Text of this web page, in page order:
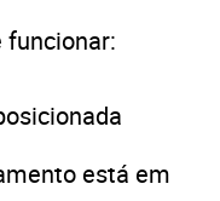
funcionar:
está em